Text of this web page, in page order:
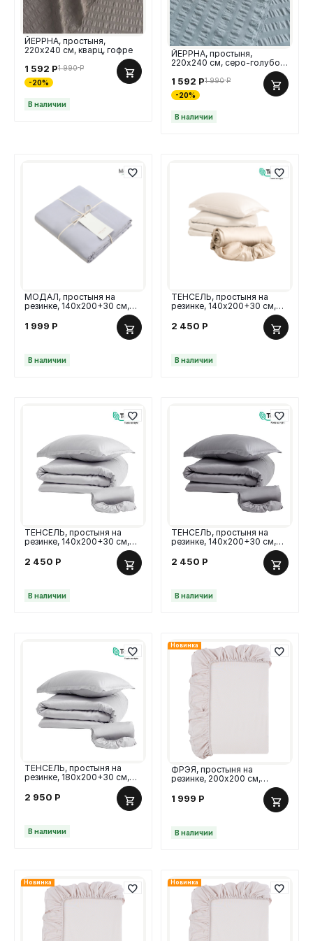
ЙЕРРНА, простыня,
220х240 см, кварц, гофре
1 592 Р1 990 Р
-20%
В наличии
ЙЕРРНА, простыня,
220х240 см, серо-голубой,
1 592 Р1 990 Р
-20%
В наличии
МОДАЛ, простыня на
резинке, 140х200+30 см,
1 999 Р
В наличии
ТЕНСЕЛЬ, простыня на
резинке, 140х200+30 см,
2 450 Р
В наличии
ТЕНСЕЛЬ, простыня на
резинке, 140х200+30 см,
2 450 Р
В наличии
ТЕНСЕЛЬ, простыня на
резинке, 140х200+30 см,
2 450 Р
В наличии
ТЕНСЕЛЬ, простыня на
резинке, 180х200+30 см,
2 950 Р
В наличии
Новинка
ФРЭЯ, простыня на
резинке, 200х200 см,
1 999 Р
В наличии
Новинка Новинка